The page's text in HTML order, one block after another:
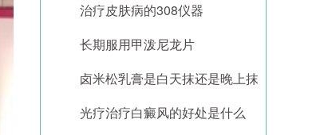
治疗皮肤病的308仪器
长期服用甲泼尼龙片
卤米松乳膏是白天抹还是晚上抹
光疗治疗白癜风的好处是什么